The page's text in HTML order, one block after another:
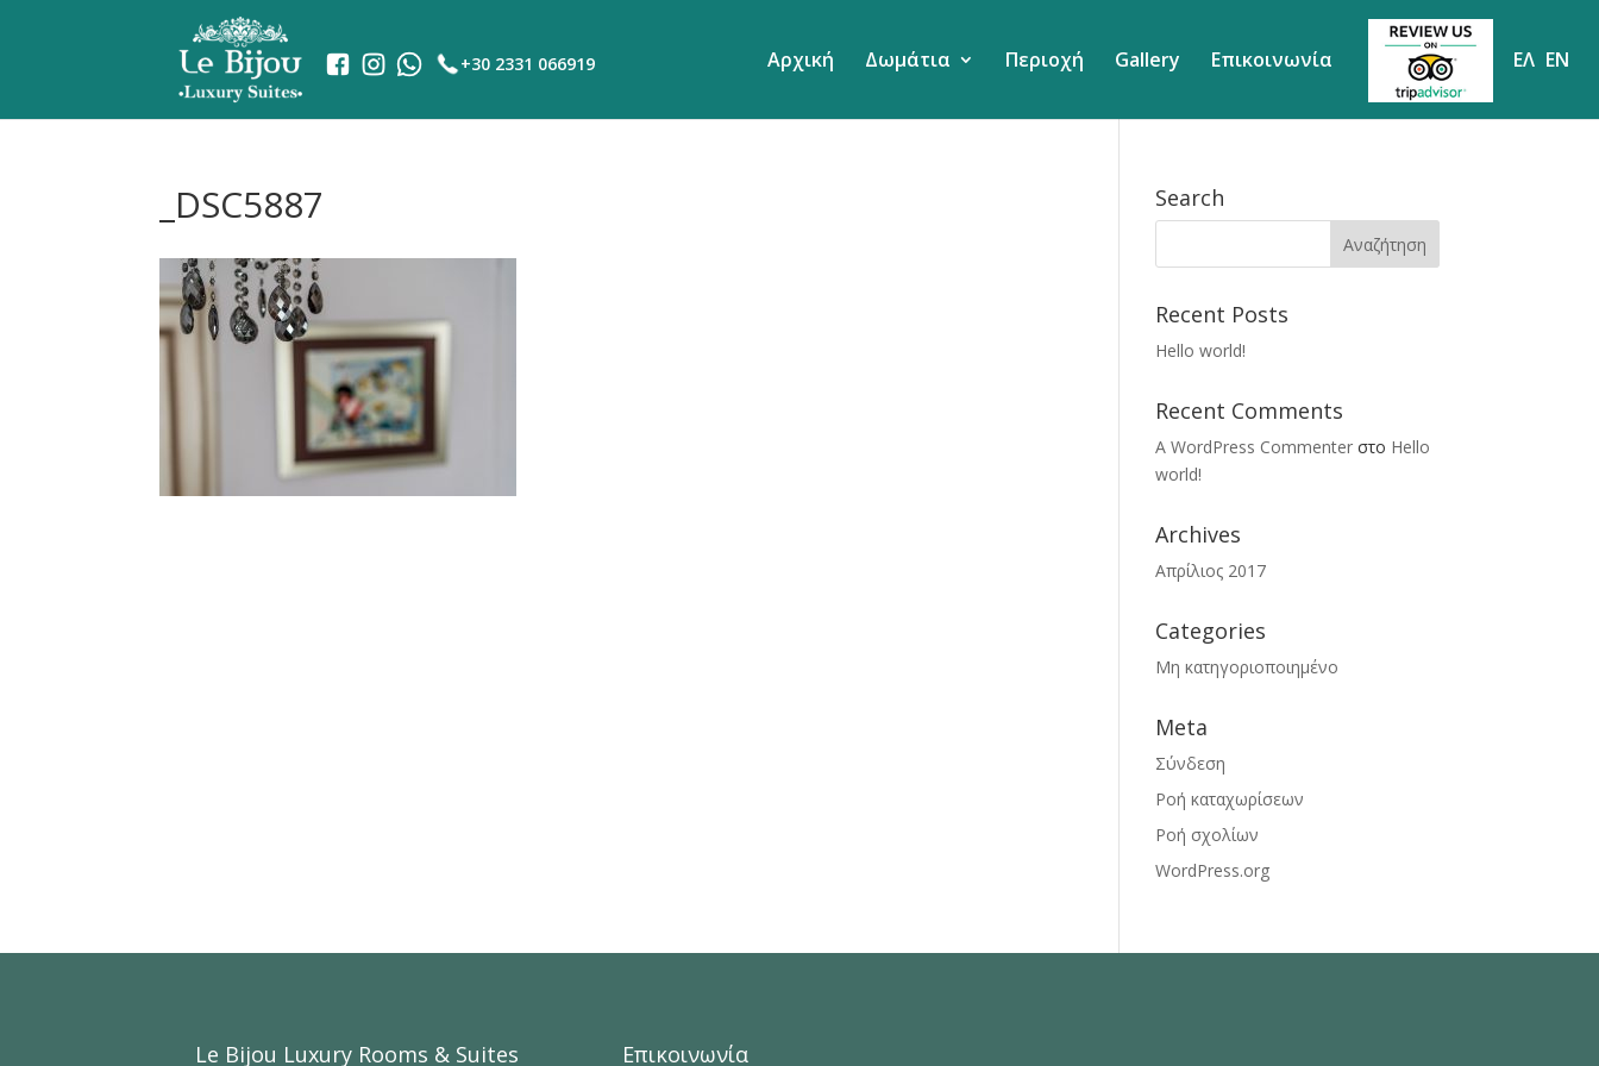
+30 2331 066919 Αρχική Δωμάτια Περιοχή Gallery Επικοινωνία ΕΛ EN
_DSC5887 Search
Recent Posts
Hello world!
Recent Comments
A WordPress Commenterστο Hello
world!
Archives
Απρίλιος 2017
Categories
Μη κατηγοριοποιημένο
Meta
Σύνδεση
Ροή καταχωρίσεων
Ροή σχολίων
WordPress.org
Le Bijou Luxury Rooms & Suites Επικοινωνία